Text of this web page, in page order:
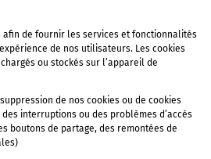
afin de fournir les services et fonctionnalités
de nos utilisateurs. Les cookies
ou stockés sur l’appareil de
de nos cookies ou de cookies
interruptions ou des problèmes d’accès
boutons de partage, des remontées de